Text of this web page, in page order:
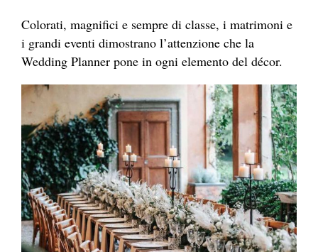
Colorati, magnifici e sempre di classe, i matrimoni e
i grandi eventi dimostrano l’attenzione che la
Wedding Planner pone in ogni elemento del décor.